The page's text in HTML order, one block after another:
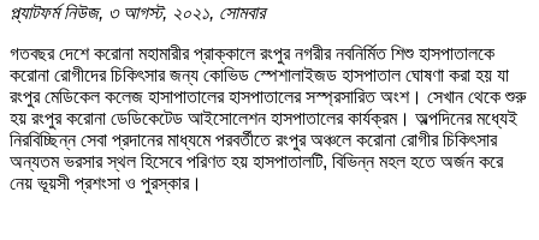
প্ল্যাটফর্ম নিউজ, ৩ আগস্ট, ২০২১, সোমবার
গতবছর দেশে করোনা মহামারীর প্রাক্কালে রংপুর নগরীর নবনির্মিত শিশু হাসপাতালকে
করোনা রোগীদের চিকিৎসার জন্য কোভিড স্পেশালাইজড হাসপাতাল ঘোষণা করা হয় যা
রংপুর মেডিকেল কলেজ হাসাপাতালের হাসপাতালের সস্প্রসারিত অংশ। সেখান থেকে শুরু
হয় রংপুর করোনা ডেডিকেটেড আইসোলেশন হাসপাতালের কার্যক্রম। অল্পদিনের মধ্যেই
নিরবিচ্ছিন্ন সেবা প্রদানের মাধ্যমে পরবর্তীতে রংপুর অঞ্চলে করোনা রোগীর চিকিৎসার
অন্যতম ভরসার স্থল হিসেবে পরিণত হয় হাসপাতালটি, বিভিন্ন মহল হতে অর্জন করে
নেয় ভূয়সী প্রশংসা ও পুরস্কার।